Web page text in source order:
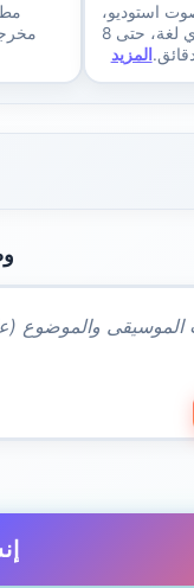
استوديو،
دقيق بأي لغة، حتى 8
المزيد